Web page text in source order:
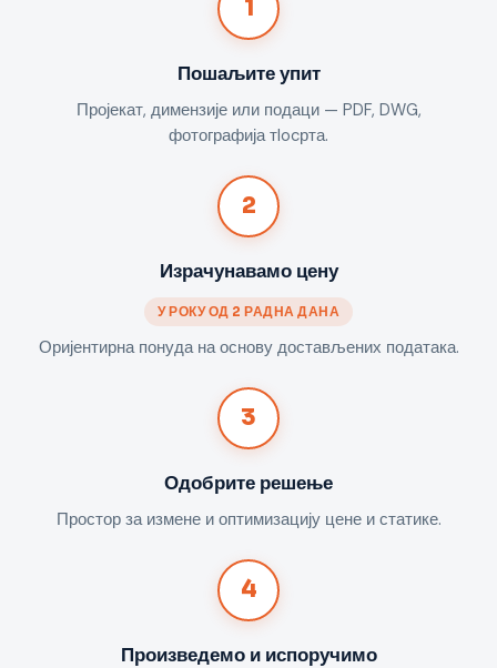
1
Пошаљите упит
Пројекат, димензије или подаци — PDF, DWG,
фотографија тlocрта.
2
Израчунавамо цену
У РОКУ ОД 2 РАДНА ДАНА
Оријентирна понуда на основу достављених података.
3
Одобрите решење
Простор за измене и оптимизацију цене и статике.
4
Произведемо и испоручимо